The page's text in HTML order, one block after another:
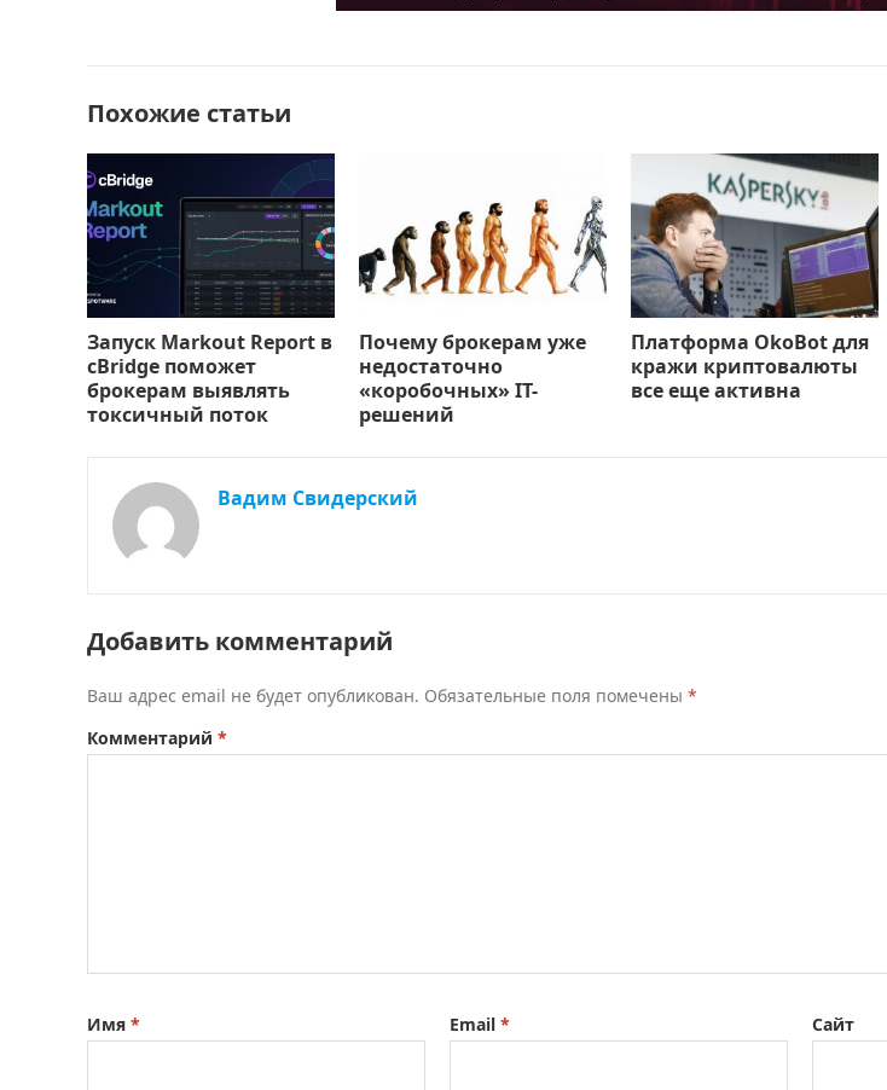
k т
ь
Похожие статьи
Запуск Markout Report в
cBridge поможет
брокерам выявлять
токсичный поток
Почему брокерам уже
недостаточно
«коробочных» IT-
решений
Платформа OkoBot для
кражи криптовалюты
все еще активна
Вадим Свидерский
Добавить комментарий
Ваш адрес email не будет опубликован. Обязательные поля помечены *
Комментарий *
Имя * Email * Сайт